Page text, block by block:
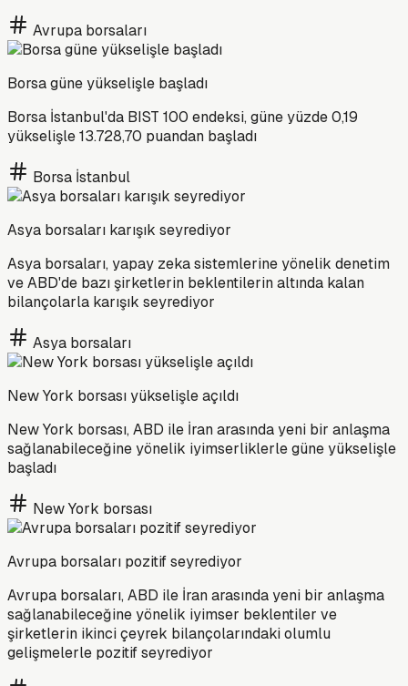
Avrupa borsaları
Borsa güne yükselişle başladı
Borsa İstanbul'da BIST 100 endeksi, güne yüzde 0,19
yükselişle 13.728,70 puandan başladı
Borsa İstanbul
Asya borsaları karışık seyrediyor
Asya borsaları, yapay zeka sistemlerine yönelik denetim
ve ABD'de bazı şirketlerin beklentilerin altında kalan
bilançolarla karışık seyrediyor
Asya borsaları
New York borsası yükselişle açıldı
New York borsası, ABD ile İran arasında yeni bir anlaşma
sağlanabileceğine yönelik iyimserliklerle güne yükselişle
başladı
New York borsası
Avrupa borsaları pozitif seyrediyor
Avrupa borsaları, ABD ile İran arasında yeni bir anlaşma
sağlanabileceğine yönelik iyimser beklentiler ve
şirketlerin ikinci çeyrek bilançolarındaki olumlu
gelişmelerle pozitif seyrediyor